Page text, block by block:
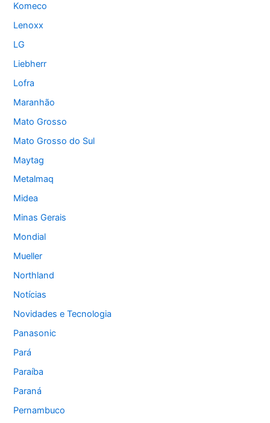
Komeco
Lenoxx
LG
Liebherr
Lofra
Maranhão
Mato Grosso
Mato Grosso do Sul
Maytag
Metalmaq
Midea
Minas Gerais
Mondial
Mueller
Northland
Notícias
Novidades e Tecnologia
Panasonic
Pará
Paraíba
Paraná
Pernambuco